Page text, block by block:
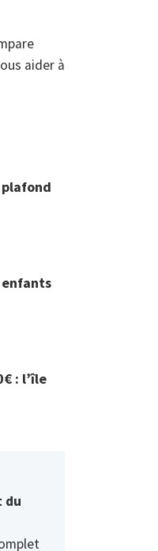
aider à
plafond
: l’île
du